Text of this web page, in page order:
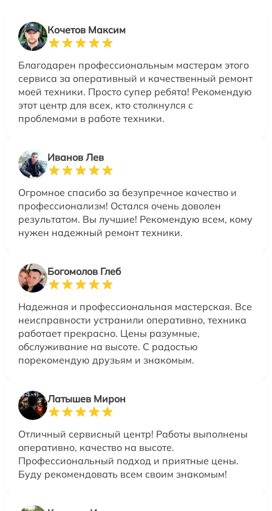
Кочетов Максим
Благодарен профессиональным мастерам этого
сервиса за оперативный и качественный ремонт
моей техники. Просто супер ребята! Рекомендую
этот центр для всех, кто столкнулся с
проблемами в работе техники.
Иванов Лев
Огромное спасибо за безупречное качество и
профессионализм! Остался очень доволен
результатом. Вы лучшие! Рекомендую всем, кому
нужен надежный ремонт техники.
Богомолов Глеб
Надежная и профессиональная мастерская. Все
неисправности устранили оперативно, техника
работает прекрасно. Цены разумные,
обслуживание на высоте. С радостью
порекомендую друзьям и знакомым.
Латышев Мирон
Отличный сервисный центр! Работы выполнены
оперативно, качество на высоте.
Профессиональный подход и приятные цены.
Буду рекомендовать всем своим знакомым!